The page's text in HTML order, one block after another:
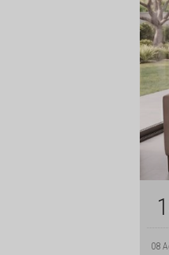
08